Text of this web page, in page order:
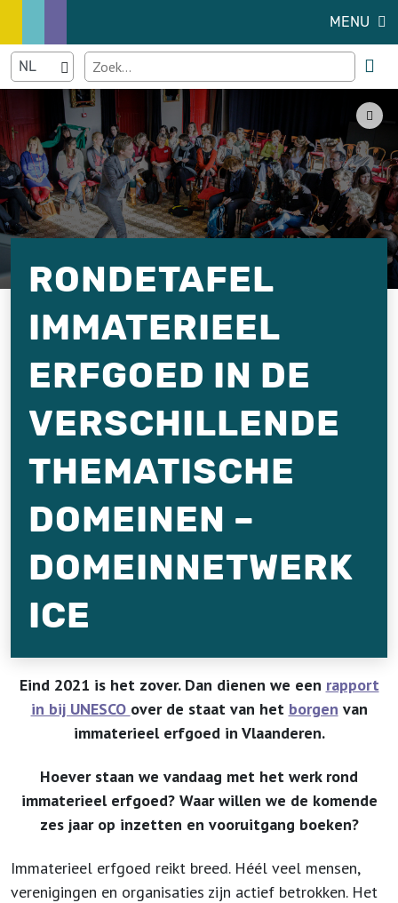
MENU
RONDETAFEL
IMMATERIEEL
ERFGOED IN DE
VERSCHILLENDE
THEMATISCHE
DOMEINEN –
DOMEINNETWERK
ICE
Eind 2021 is het zover. Dan dienen we een rapport
in bij UNESCO over de staat van het borgen van
immaterieel erfgoed in Vlaanderen.
Hoever staan we vandaag met het werk rond
immaterieel erfgoed? Waar willen we de komende
zes jaar op inzetten en vooruitgang boeken?
Immaterieel erfgoed reikt breed. Héél veel mensen,
verenigingen en organisaties zijn actief betrokken. Het